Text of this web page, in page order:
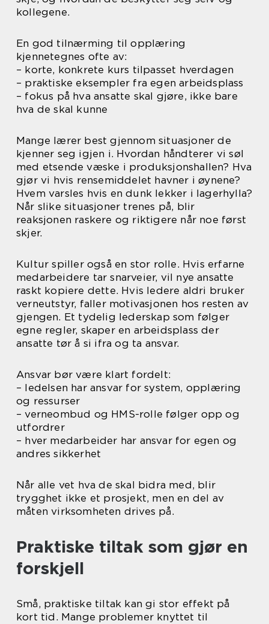
kollegene.
En god tilnærming til opplæring
kjennetegnes ofte av:
– korte, konkrete kurs tilpasset hverdagen
– praktiske eksempler fra egen arbeidsplass
– fokus på hva ansatte skal gjøre, ikke bare
hva de skal kunne
Mange lærer best gjennom situasjoner de
kjenner seg igjen i. Hvordan håndterer vi søl
med etsende væske i produksjonshallen? Hva
gjør vi hvis rensemiddelet havner i øynene?
Hvem varsles hvis en dunk lekker i lagerhylla?
Når slike situasjoner trenes på, blir
reaksjonen raskere og riktigere når noe først
skjer.
Kultur spiller også en stor rolle. Hvis erfarne
medarbeidere tar snarveier, vil nye ansatte
raskt kopiere dette. Hvis ledere aldri bruker
verneutstyr, faller motivasjonen hos resten av
gjengen. Et tydelig lederskap som følger
egne regler, skaper en arbeidsplass der
ansatte tør å si ifra og ta ansvar.
Ansvar bør være klart fordelt:
– ledelsen har ansvar for system, opplæring
og ressurser
– verneombud og HMS-rolle følger opp og
utfordrer
– hver medarbeider har ansvar for egen og
andres sikkerhet
Når alle vet hva de skal bidra med, blir
trygghet ikke et prosjekt, men en del av
måten virksomheten drives på.
Praktiske tiltak som gjør en
forskjell
Små, praktiske tiltak kan gi stor effekt på
kort tid. Mange problemer knyttet til